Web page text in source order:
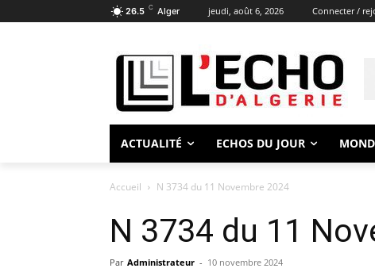
26.5 C Alger jeudi, août 6, 2026 Connecter /
ACTUALITÉ ECHOS DU JOUR
Accueil N 3734 du 11 Novembre 2024
N 3734 du 11
Par Administrateur - 10 novembre 2024